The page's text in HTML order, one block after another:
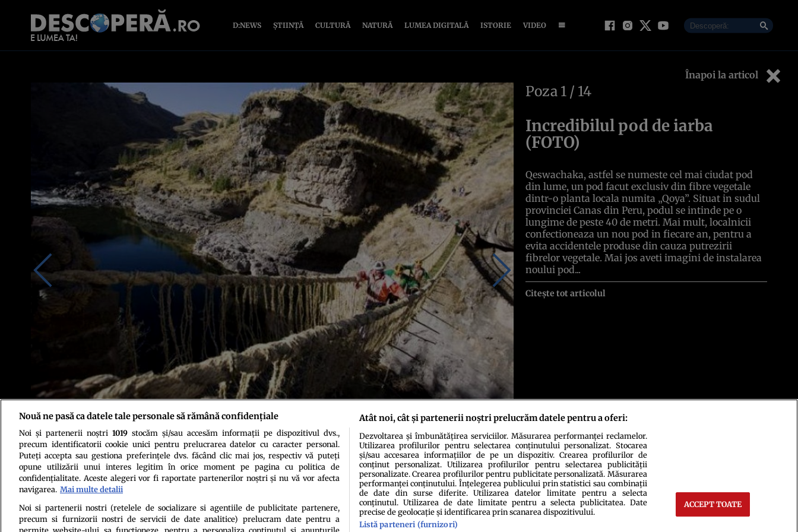
D:NEWS ȘTIINȚĂ CULTURĂ NATURĂ LUMEA DIGITALĂ ISTORIE VIDEO
Înapoi la articol
Qeswachaka, astfel se numeste cel mai ciudat pod din lume, un pod facut exclusiv din fibre vegetale dintr-o planta locala numita „Qoya”. Situat in
sudul provinciei Canas din Peru, podul se intinde pe o lungime de peste 40 de metri. Mai mult, localnicii confectioneaza un nou pod in fiecare an,
pentru a evita accidentele produse din cauza putrezirii fibrelor vegetale. Mai jos aveti imagini de instalarea noului pod...
Poza 1 / 14
Incredibilul pod de iarba
(FOTO)
Qeswachaka, astfel se numeste cel mai ciudat pod
din lume, un pod facut exclusiv din fibre vegetale
dintr-o planta locala numita „Qoya”. Situat in sudul
provinciei Canas din Peru, podul se intinde pe o
lungime de peste 40 de metri. Mai mult, localnicii
confectioneaza un nou pod in fiecare an, pentru a
evita accidentele produse din cauza putrezirii
fibrelor vegetale. Mai jos aveti imagini de instalarea
noului pod...
Citește tot articolul
Politica de confidenţialitatePolitica de cookiesTermeni şi condiţiiEchipa redacțională
Nouă ne pasă ca datele tale personale să rămână confidențiale
Noi și partenerii noștri 1019stocăm și/sau accesăm informații pe dispozitivul dvs.,
precum identificatorii cookie unici pentru prelucrarea datelor cu caracter personal.
Puteți accepta sau gestiona preferințele dvs. făcând clic mai jos, respectiv vă puteți
opune utilizării unui interes legitim în orice moment pe pagina cu politica de
confidențialitate. Aceste alegeri vor fi raportate partenerilor noștri și nu vă vor afecta
navigarea. Mai multe detalii
Noi si partenerii nostri (retelele de socializare si agentiile de publicitate partenere,
precum si furnizorii nostri de servicii de date analitice) prelucram date pentru a
Atât noi, cât și partenerii noștri prelucrăm datele pentru a oferi:
Dezvoltarea și îmbunătățirea serviciilor. Măsurarea performanței reclamelor.
Utilizarea profilurilor pentru selectarea conținutului personalizat. Stocarea
și/sau accesarea informațiilor de pe un dispozitiv. Crearea profilurilor de
conținut personalizat. Utilizarea profilurilor pentru selectarea publicității
personalizate. Crearea profilurilor pentru publicitate personalizată. Măsurarea
performanței conținutului. Înțelegerea publicului prin statistici sau combinații
de date din surse diferite. Utilizarea datelor limitate pentru a selecta
conținutul. Utilizarea de date limitate pentru a selecta publicitatea. Date
precise de geolocație și identificarea prin scanarea dispozitivului.
Listă parteneri (furnizori)
ACCEPT TOATE